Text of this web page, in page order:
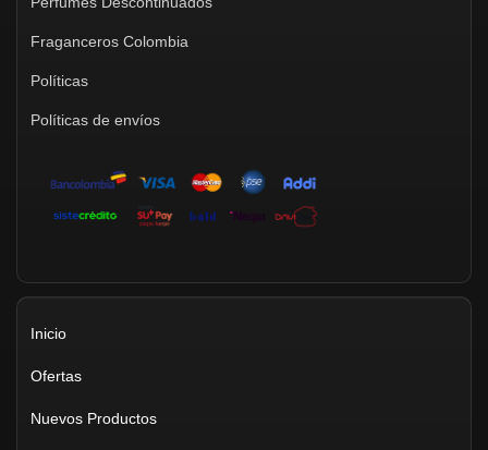
Fraganceros Colombia
Políticas
Políticas de envíos
Inicio
Ofertas
Nuevos Productos